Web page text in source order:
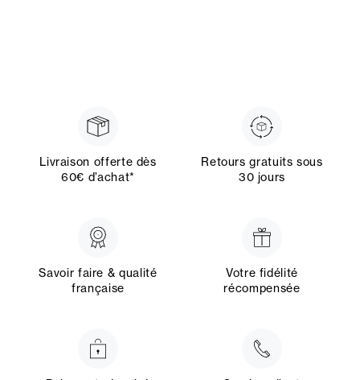
Livraison offerte dès
60€ d’achat*
Retours gratuits sous
30 jours
Savoir faire & qualité
française
Votre fidélité
récompensée